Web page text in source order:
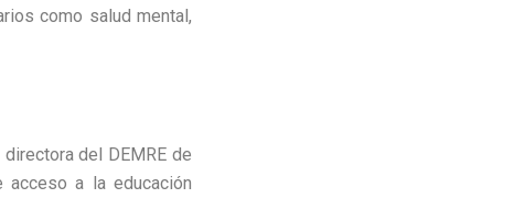
como salud mental,
del DEMRE de
a la educación